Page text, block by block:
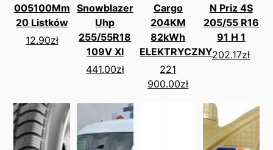
005100Mm
20 Listków
12.90zł
Snowblazer
Uhp
255/55R18
109V Xl
441.00zł
Cargo
204KM
82kWh
ELEKTRYCZNY
221
900.00zł
N Priz 4S
205/55 R16
91 H 1
202.17zł